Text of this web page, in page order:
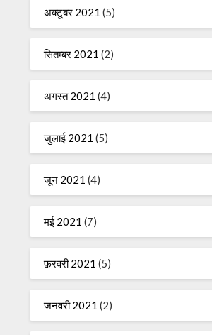
अक्टूबर 2021 (5)
सितम्बर 2021 (2)
अगस्त 2021 (4)
जुलाई 2021 (5)
जून 2021 (4)
मई 2021 (7)
फ़रवरी 2021 (5)
जनवरी 2021 (2)